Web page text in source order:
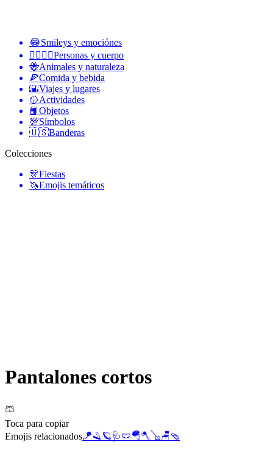
😂Smileys y emociónes
👩‍❤️‍💋‍👨Personas y cuerpo
🐝Animales y naturaleza
🍕Comida y bebida
🌇Viajes y lugares
🥎Actividades
📙Objetos
💯Símbolos
🇺🇸Banderas
Colecciones
🎊Fiestas
🦄Emojis temáticos
Pantalones cortos
🩳
Toca para copiar
Emojis relacionados🪁🪒🪐🩺🩲🪂🪓 🪕🪑 🩴